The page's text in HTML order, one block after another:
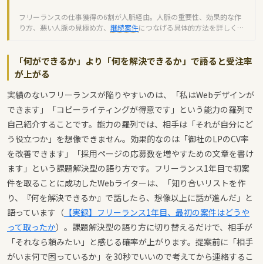
フリーランスの仕事獲得の6割が人脈経由。人脈の重要性、効果的な作
り方、悪い人脈の見極め方、 継続案件につなげる具体的方法を詳しく解
「何ができるか」より「何を解決できるか」で語ると受注率
が上がる
実績のないフリーランスが陥りやすいのは、「私はWebデザインが
できます」「コピーライティングが得意です」という能力の羅列で
自己紹介することです。能力の羅列では、相手は「それが自分にど
う役立つか」を想像できません。効果的なのは「御社のLPのCV率
を改善できます」「採用ページの応募数を増やすための文章を書け
ます」という課題解決型の語り方です。フリーランス1年目で初案
件を取ることに成功したWebライターは、「知り合いリストを作
り、『何を解決できるか』で話したら、想像以上に話が進んだ」と
語っています（ 【実録】フリーランス1年目、最初の案件はどうや
って取ったか）。課題解決型の語り方に切り替えるだけで、相手が
「それなら頼みたい」と感じる確率が上がります。提案前に「相手
がいま何で困っているか」を30秒でいいので考えてから連絡するこ